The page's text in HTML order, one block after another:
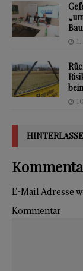
E-Mail Adresse
Kommentar